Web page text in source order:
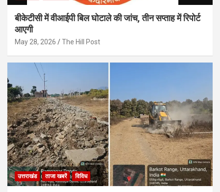
बीकेटीसी में वीआईपी बिल घोटाले की जांच, तीन सप्ताह में रिपोर्ट
आएगी
May 28, 2026 The Hill Post
उत्तराखंड ताजा खबरें विविध